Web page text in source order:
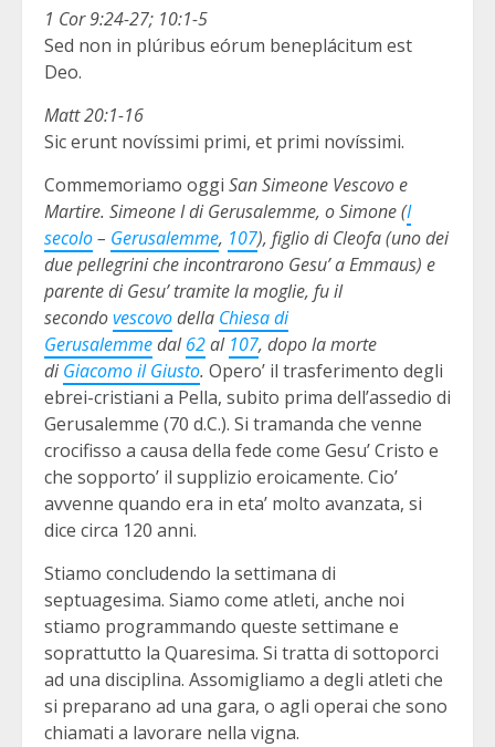
1 Cor 9:24-27; 10:1-5
Sed non in plúribus eórum beneplácitum est
Deo.
Matt 20:1-16
Sic erunt novíssimi primi, et primi novíssimi.
Commemoriamo oggi San Simeone Vescovo e
Martire. Simeone I di Gerusalemme, o Simone (I
secolo– Gerusalemme, 107), figlio di Cleofa (uno dei
due pellegrini che incontrarono Gesu’ a Emmaus) e
parente di Gesu’ tramite la moglie, fu il
secondovescovodella Chiesa di
Gerusalemmedal62al 107, dopo la morte
diGiacomo il Giusto. Opero’ il trasferimento degli
ebrei-cristiani a Pella, subito prima dell’assedio di
Gerusalemme (70 d.C.). Si tramanda che venne
crocifisso a causa della fede come Gesu’ Cristo e
che sopporto’ il supplizio eroicamente. Cio’
avvenne quando era in eta’ molto avanzata, si
dice circa 120 anni.
Stiamo concludendo la settimana di
septuagesima. Siamo come atleti, anche noi
stiamo programmando queste settimane e
soprattutto la Quaresima. Si tratta di sottoporci
ad una disciplina. Assomigliamo a degli atleti che
si preparano ad una gara, o agli operai che sono
chiamati a lavorare nella vigna.